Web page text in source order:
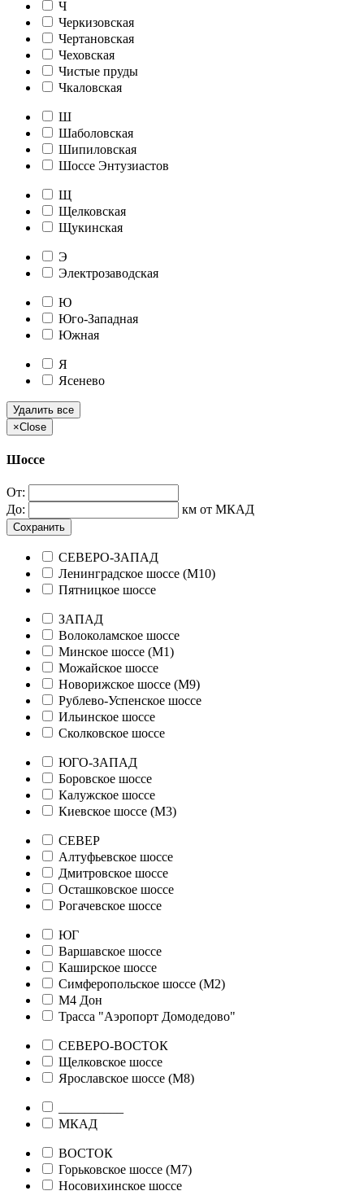
Ч
Черкизовская
Чертановская
Чеховская
Чистые пруды
Чкаловская
Ш
Шаболовская
Шипиловская
Шоссе Энтузиастов
Щ
Щелковская
Щукинская
Э
Электрозаводская
Ю
Юго-Западная
Южная
Я
Ясенево
Удалить все
×Close
Шоссе
От:
До:
км от МКАД
Сохранить
СЕВЕРО-ЗАПАД
Ленинградское шоссе (М10)
Пятницкое шоссе
ЗАПАД
Волоколамское шоссе
Минское шоссе (М1)
Можайское шоссе
Новорижское шоссе (М9)
Рублево-Успенское шоссе
Ильинское шоссе
Сколковское шоссе
ЮГО-ЗАПАД
Боровское шоссе
Калужское шоссе
Киевское шоссе (М3)
СЕВЕР
Алтуфьевское шоссе
Дмитровское шоссе
Осташковское шоссе
Рогачевское шоссе
ЮГ
Варшавское шоссе
Каширское шоссе
Симферопольское шоссе (М2)
М4 Дон
Трасса "Аэропорт Домодедово"
СЕВЕРО-ВОСТОК
Щелковское шоссе
Ярославское шоссе (М8)
МКАД
ВОСТОК
Горьковское шоссе (М7)
Носовихинское шоссе